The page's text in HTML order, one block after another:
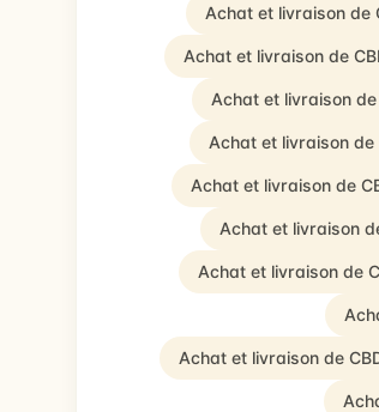
Achat et livraison de
Achat et livraison de
Achat et livraison
Achat et livraison
Achat et livraison de
Achat et livraison
Achat et livraison de
Achat et livraison de